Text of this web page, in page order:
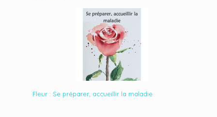
Fleur : Se préparer, accueillir la maladie